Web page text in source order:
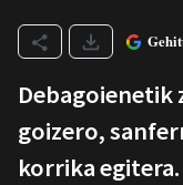
Debagoienetik
goizero,
korrika